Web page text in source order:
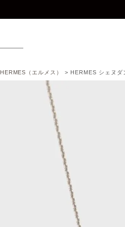
HERMES（エルメス） HERMES シェヌダ